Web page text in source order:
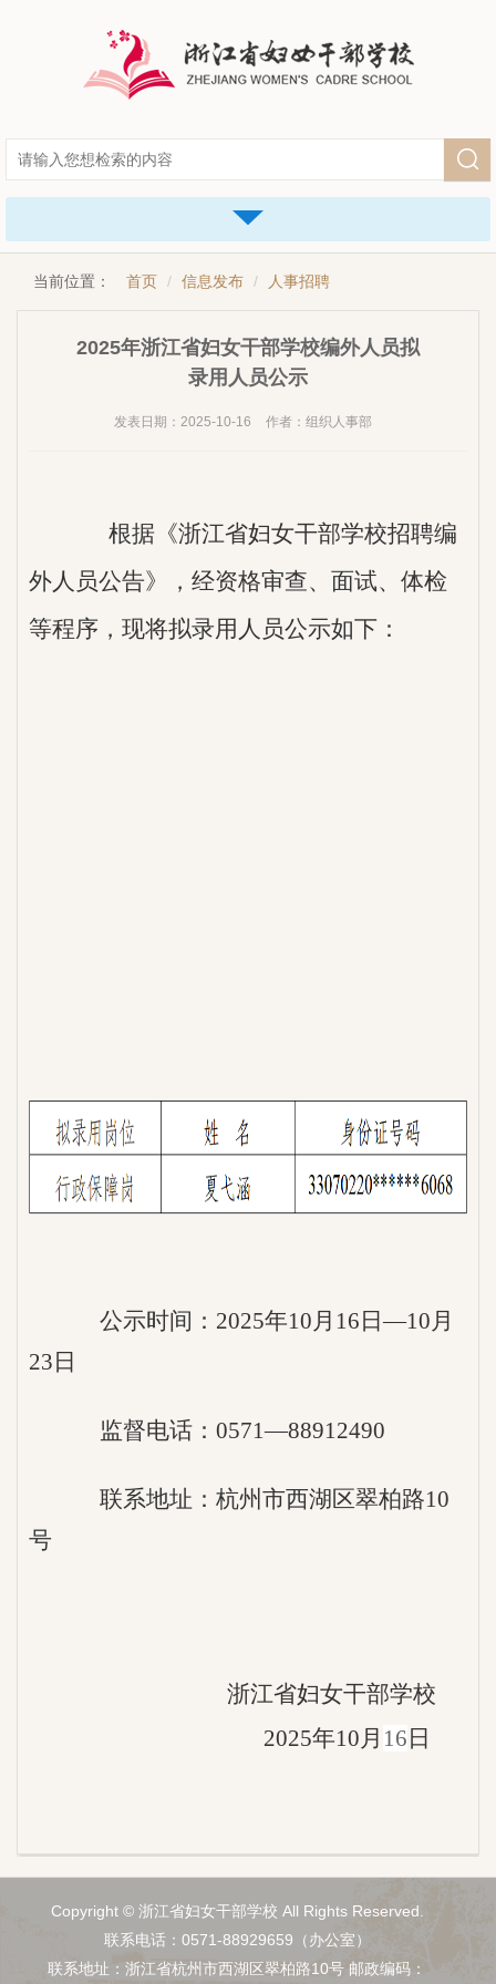
当前位置： 首页 信息发布 人事招聘
2025年浙江省妇女干部学校编外人员拟
录用人员公示
发表日期：2025-10-16 作者：组织人事部
根据《浙江省妇女干部学校招聘编
外人员公告》，经资格审查、面试、体检
等程序，现将拟录用人员公示如下：
公示时间：2025年10月16日—10月
23日
监督电话：0571—88912490
联系地址：杭州市西湖区翠柏路10
号
浙江省妇女干部学校
2025年10月 16 日
Copyright © 浙江省妇女干部学校 All Rights Reserved.
联系电话：0571-88929659（办公室）
联系地址：浙江省杭州市西湖区翠柏路10号 邮政编码 ：